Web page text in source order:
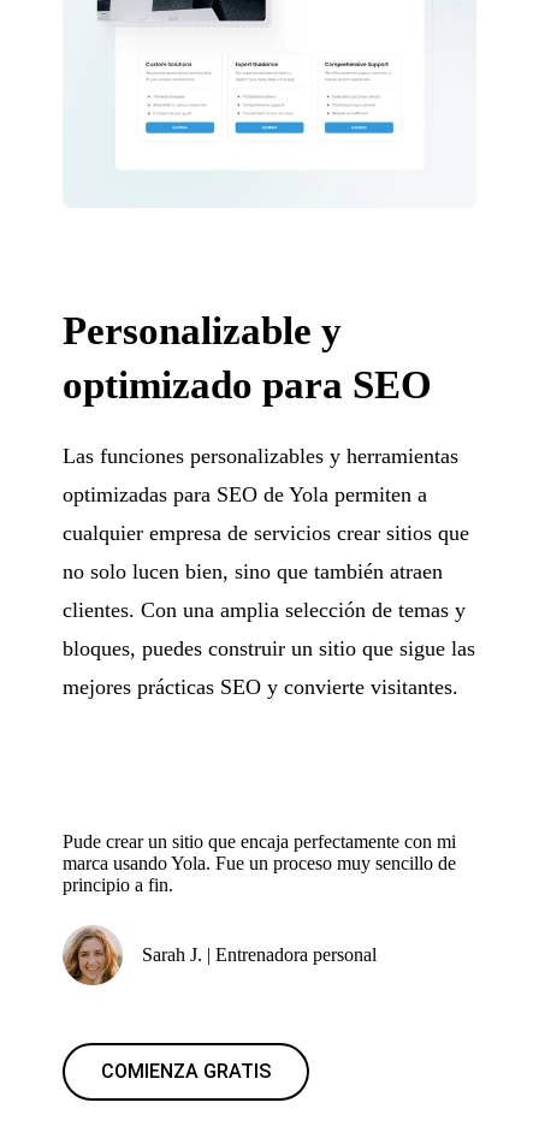
Personalizable y
optimizado para SEO
Las funciones personalizables y herramientas
optimizadas para SEO de Yola permiten a
cualquier empresa de servicios crear sitios que
no solo lucen bien, sino que también atraen
clientes. Con una amplia selección de temas y
bloques, puedes construir un sitio que sigue las
mejores prácticas SEO y convierte visitantes.
Pude crear un sitio que encaja perfectamente con mi
marca usando Yola. Fue un proceso muy sencillo de
principio a fin.
Sarah J. | Entrenadora personal
COMIENZA GRATIS